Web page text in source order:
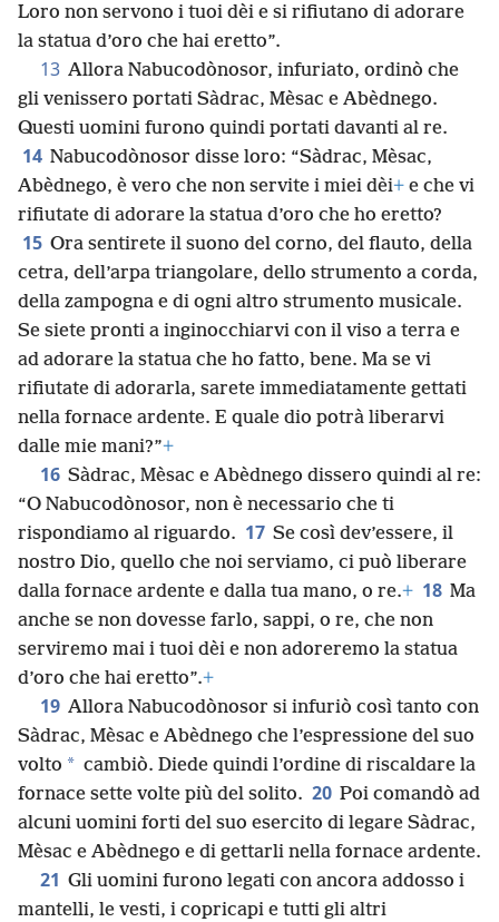
Loro non servono i tuoi dèi e si rifiutano di adorare
la statua d’oro che hai eretto”.
13 Allora Nabucodònosor, infuriato, ordinò che
gli venissero portati Sàdrac, Mèsac e Abèdnego.
Questi uomini furono quindi portati davanti al re.
14 Nabucodònosor disse loro: “Sàdrac, Mèsac,
Abèdnego, è vero che non servite i miei dèi+ e che vi
rifiutate di adorare la statua d’oro che ho eretto?
15 Ora sentirete il suono del corno, del flauto, della
cetra, dell’arpa triangolare, dello strumento a corda,
della zampogna e di ogni altro strumento musicale.
Se siete pronti a inginocchiarvi con il viso a terra e
ad adorare la statua che ho fatto, bene. Ma se vi
rifiutate di adorarla, sarete immediatamente gettati
nella fornace ardente. E quale dio potrà liberarvi
dalle mie mani?”+
16 Sàdrac, Mèsac e Abèdnego dissero quindi al re:
“O Nabucodònosor, non è necessario che ti
rispondiamo al riguardo. 17 Se così dev’essere, il
nostro Dio, quello che noi serviamo, ci può liberare
dalla fornace ardente e dalla tua mano, o re.+ 18 Ma
anche se non dovesse farlo, sappi, o re, che non
serviremo mai i tuoi dèi e non adoreremo la statua
d’oro che hai eretto”.+
19 Allora Nabucodònosor si infuriò così tanto con
Sàdrac, Mèsac e Abèdnego che l’espressione del suo
volto * cambiò. Diede quindi l’ordine di riscaldare la
fornace sette volte più del solito. 20 Poi comandò ad
alcuni uomini forti del suo esercito di legare Sàdrac,
Mèsac e Abèdnego e di gettarli nella fornace ardente.
21 Gli uomini furono legati con ancora addosso i
mantelli, le vesti, i copricapi e tutti gli altri